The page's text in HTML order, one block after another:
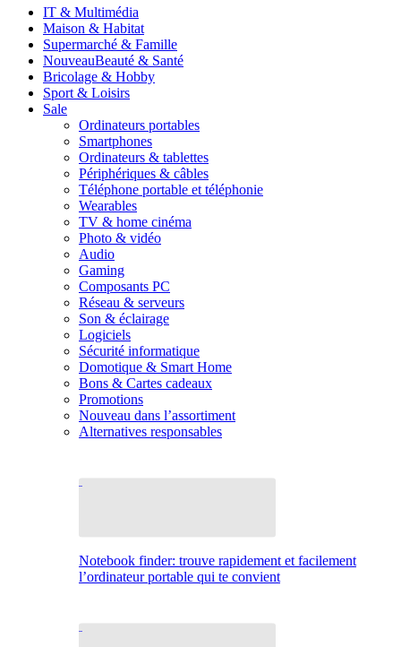
IT & Multimédia
Maison & Habitat
Supermarché & Famille
NouveauBeauté & Santé
Bricolage & Hobby
Sport & Loisirs
Sale
Ordinateurs portables
Smartphones
Ordinateurs & tablettes
Périphériques & câbles
Téléphone portable et téléphonie
Wearables
TV & home cinéma
Photo & vidéo
Audio
Gaming
Composants PC
Réseau & serveurs
Son & éclairage
Logiciels
Sécurité informatique
Domotique & Smart Home
Bons & Cartes cadeaux
Promotions
Nouveau dans l’assortiment
Alternatives responsables
Notebook finder: trouve rapidement et facilement
l’ordinateur portable qui te convient